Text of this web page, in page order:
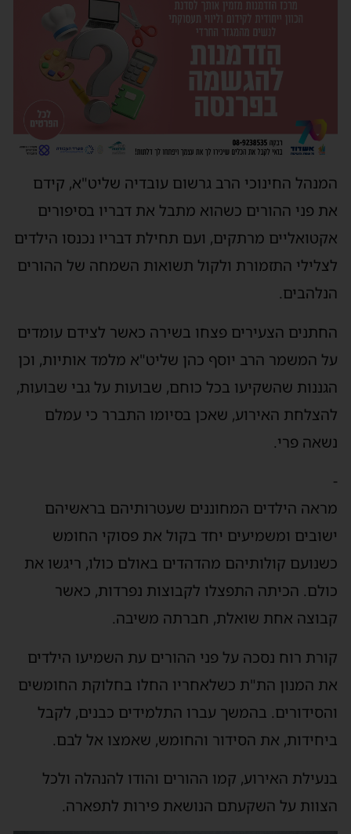
המנהל החינוכי הרב גרשום עובדיה שליט"א, קידם
את פני ההורים כשהוא מתבל את דבריו בסיפורים
אקטואליים מרתקים, ועם תחילת דבריו נכנסו הילדים
לצלילי התזמורת ולקול תשואות השמחה של ההורים
הנלהבים.
החתנים הצעירים פצחו בשירה כאשר לצידם עומדים
על המשמר הרב יוסף כהן שליט"א מלמד אותיות, וכן
הגננות שהשקיעו בכל כוחם, שבועות על גבי שבועות,
להצלחת האירוע, שאכן בסיומו התברר כי עמלם
נשאה פרי.
-
מראה הילדים המחוננים שעטרותיהם בראשיהם
ישובים ומשמיעים יחד בקול את פסוקי החומש
כשנועם קולותיהם מהדהדים באולם כולו, ריגשו את
כולם. הכיתה התפצלו לקבוצות נפרדות, כאשר
קבוצה אחת שואלת, חברתה משיבה.
קורת רוח נסכה על פני ההורים עת השמיעו הילדים
את המנון הת"ת כשלאחריו החלו בחלוקת החומשים
והסידורים. בהמשך עברו התלמידים כבנים, לקבל
ביחידות, את הסידור והחומש, שאמצו אל לבם.
בנעילת האירוע, קמו ההורים והודו להנהלה ולכל
הצוות על השקעתם הנושאת פירות לתפארה.